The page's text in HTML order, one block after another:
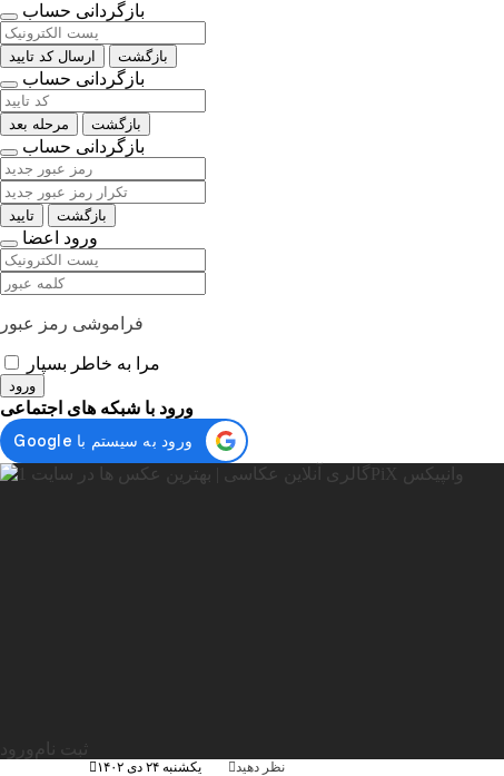
بازگردانی حساب
ارسال کد تایید بازگشت
بازگردانی حساب
مرحله بعد بازگشت
بازگردانی حساب
تایید بازگشت
ورود اعضا
فراموشی رمز عبور
مرا به خاطر بسپار
ورود
ورود با شبکه های اجتماعی
ورود ثبت نام
يکشنبه ۲۴ دی ۱۴۰۲ نظر دهید